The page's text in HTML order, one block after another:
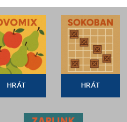
HRÁT HRÁT